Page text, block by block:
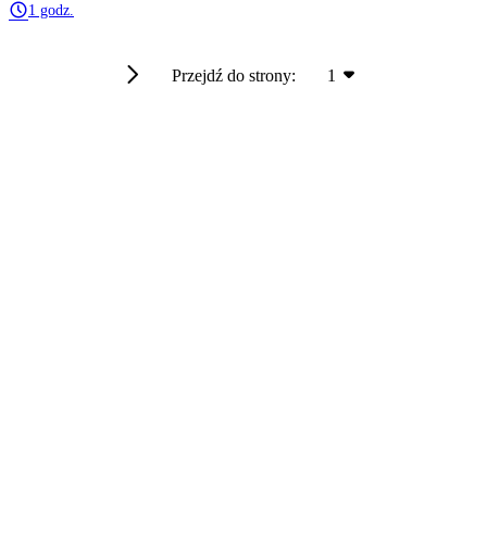
1 godz.
Przejdź do strony: 1